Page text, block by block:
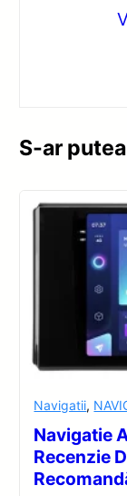
S-ar
Navigatii,
Navigatie
Recenzie